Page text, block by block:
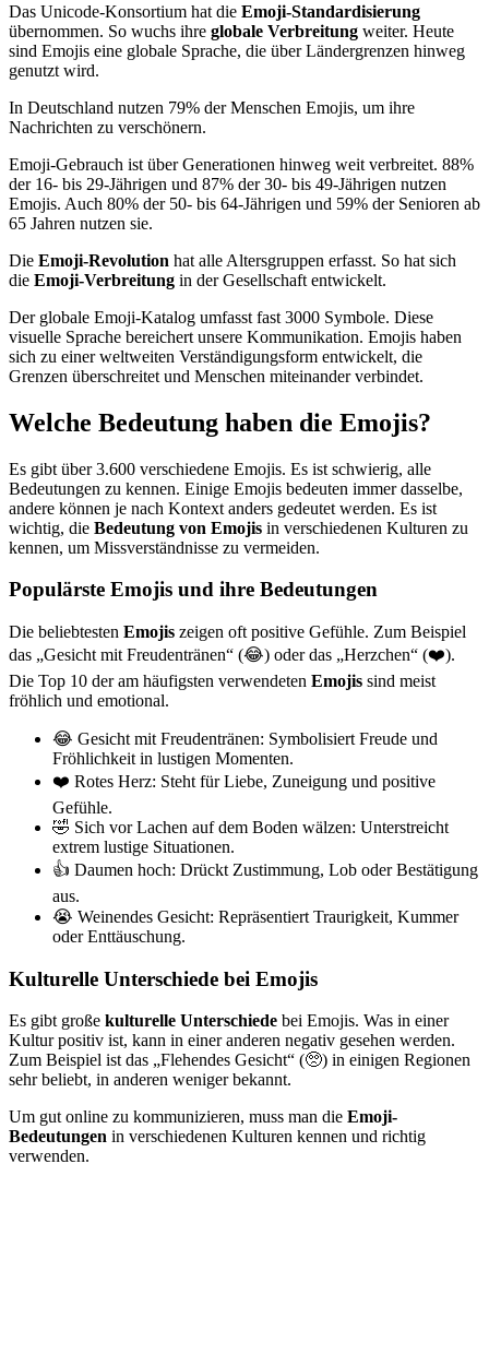
Das Unicode-Konsortium hat die Emoji-Standardisierung
übernommen. So wuchs ihre globale Verbreitung weiter. Heute
sind Emojis eine globale Sprache, die über Ländergrenzen hinweg
genutzt wird.
In Deutschland nutzen 79% der Menschen Emojis, um ihre
Nachrichten zu verschönern.
Emoji-Gebrauch ist über Generationen hinweg weit verbreitet. 88%
der 16- bis 29-Jährigen und 87% der 30- bis 49-Jährigen nutzen
Emojis. Auch 80% der 50- bis 64-Jährigen und 59% der Senioren ab
65 Jahren nutzen sie.
Die Emoji-Revolution hat alle Altersgruppen erfasst. So hat sich
die Emoji-Verbreitung in der Gesellschaft entwickelt.
Der globale Emoji-Katalog umfasst fast 3000 Symbole. Diese
visuelle Sprache bereichert unsere Kommunikation. Emojis haben
sich zu einer weltweiten Verständigungsform entwickelt, die
Grenzen überschreitet und Menschen miteinander verbindet.
Welche Bedeutung haben die Emojis?
Es gibt über 3.600 verschiedene Emojis. Es ist schwierig, alle
Bedeutungen zu kennen. Einige Emojis bedeuten immer dasselbe,
andere können je nach Kontext anders gedeutet werden. Es ist
wichtig, die Bedeutung von Emojis in verschiedenen Kulturen zu
kennen, um Missverständnisse zu vermeiden.
Populärste Emojis und ihre Bedeutungen
Die beliebtesten Emojis zeigen oft positive Gefühle. Zum Beispiel
das „Gesicht mit Freudentränen“ (😂) oder das „Herzchen“ (❤️).
Die Top 10 der am häufigsten verwendeten Emojis sind meist
fröhlich und emotional.
😂 Gesicht mit Freudentränen: Symbolisiert Freude und
Fröhlichkeit in lustigen Momenten.
❤️ Rotes Herz: Steht für Liebe, Zuneigung und positive
Gefühle.
🤣 Sich vor Lachen auf dem Boden wälzen: Unterstreicht
extrem lustige Situationen.
👍 Daumen hoch: Drückt Zustimmung, Lob oder Bestätigung
aus.
😭 Weinendes Gesicht: Repräsentiert Traurigkeit, Kummer
oder Enttäuschung.
Kulturelle Unterschiede bei Emojis
Es gibt große kulturelle Unterschiede bei Emojis. Was in einer
Kultur positiv ist, kann in einer anderen negativ gesehen werden.
Zum Beispiel ist das „Flehendes Gesicht“ (🥺) in einigen Regionen
sehr beliebt, in anderen weniger bekannt.
Um gut online zu kommunizieren, muss man die Emoji-
Bedeutungen in verschiedenen Kulturen kennen und richtig
verwenden.